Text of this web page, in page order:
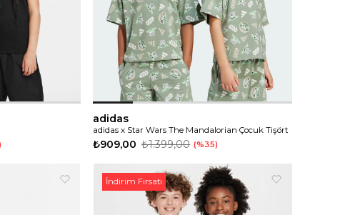
adidas
adidas x Star Wars The Mandalorian Çocuk Tişört
₺909,00 ₺1.399,00 %35
İndirim Fırsatı